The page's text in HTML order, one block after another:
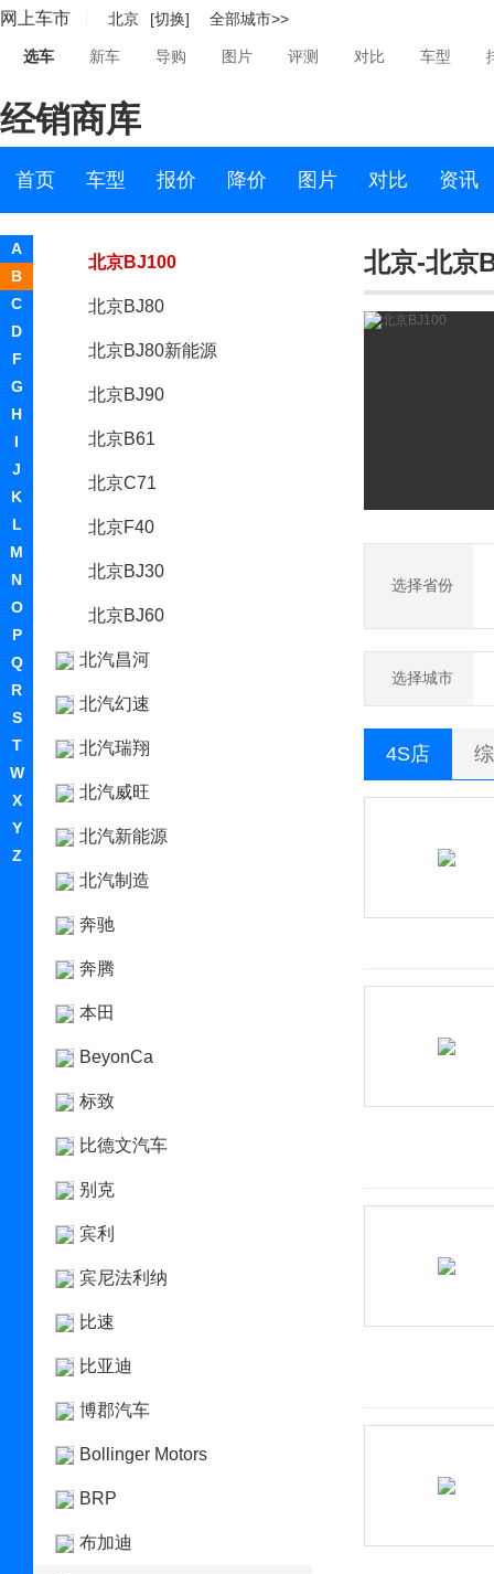
网上车市 北京 [切换] 全部城市>>
选车 新车 导购 图片 评测 对比 车型
经销商库
首页 车型 报价 降价 图片 对比 资讯
A
B
C
D
F
G
H
I
J
K
L
M
N
O
P
Q
R
S
T
W
X
Y
Z
北京越野
北京越野
北京BJ40
北京BJ100
北京BJ80
北京BJ80新能源
北京BJ90
北京B61
北京C71
北京F40
北京BJ30
北京BJ60
北汽昌河
北汽幻速
北汽瑞翔
北汽威旺
北汽新能源
北汽制造
奔驰
奔腾
本田
BeyonCa
标致
比德文汽车
别克
宾利
宾尼法利纳
比速
比亚迪
博郡汽车
Bollinger Motors
BRP
布加迪
北京-北京
选择省份
选择城市
4S店